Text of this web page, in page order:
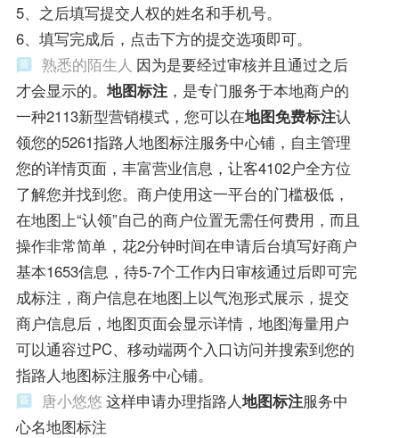
5、之后填写提交人权的姓名和手机号。
6、填写完成后，点击下方的提交选项即可。
熟悉的陌生人 因为是要经过审核并且通过之后
才会显示的。 地图标注，是专门服务于本地商户的
一种2113新型营销模式，您可以在地图免费标注认
领您的5261指路人地图标注服务中心铺，自主管理
您的详情页面，丰富营业信息，让客4102户全方位
了解您并找到您。商户使用这一平台的门槛极低，
在地图上“认领”自己的商户位置无需任何费用，而且
操作非常简单，花2分钟时间在申请后台填写好商户
基本1653信息，待5-7个工作内日审核通过后即可完
成标注，商户信息在地图上以气泡形式展示，提交
商户信息后，地图页面会显示详情，地图海量用户
可以通容过PC、移动端两个入口访问并搜索到您的
指路人地图标注服务中心铺。
唐小悠悠 这样申请办理指路人地图标注服务中
心名地图标注